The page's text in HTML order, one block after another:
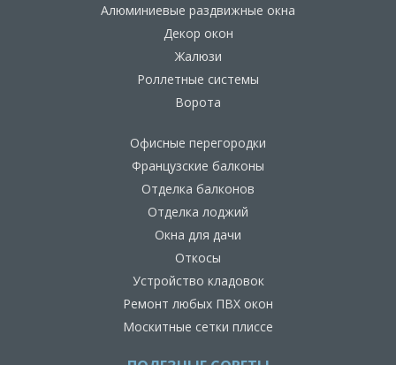
Алюминиевые раздвижные окна
Декор окон
Жалюзи
Роллетные системы
Ворота
Офисные перегородки
Французские балконы
Отделка балконов
Отделка лоджий
Окна для дачи
Откосы
Устройство кладовок
Ремонт любых ПВХ окон
Москитные сетки плиссе